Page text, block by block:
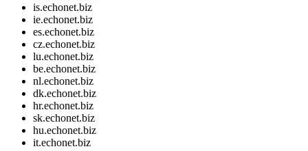
is.echonet.biz
ie.echonet.biz
es.echonet.biz
cz.echonet.biz
lu.echonet.biz
be.echonet.biz
nl.echonet.biz
dk.echonet.biz
hr.echonet.biz
sk.echonet.biz
hu.echonet.biz
it.echonet.biz